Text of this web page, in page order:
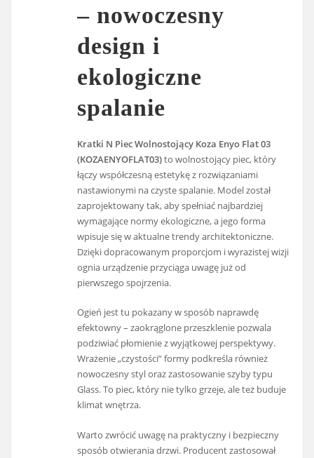
– nowoczesny
design i
ekologiczne
spalanie
Kratki N Piec Wolnostojący Koza Enyo Flat 03
(KOZAENYOFLAT03)to wolnostojący piec, który
łączy współczesną estetykę z rozwiązaniami
nastawionymi na czyste spalanie. Model został
zaprojektowany tak, aby spełniać najbardziej
wymagające normy ekologiczne, a jego forma
wpisuje się w aktualne trendy architektoniczne.
Dzięki dopracowanym proporcjom i wyrazistej wizji
ognia urządzenie przyciąga uwagę już od
pierwszego spojrzenia.
Ogień jest tu pokazany w sposób naprawdę
efektowny – zaokrąglone przeszklenie pozwala
podziwiać płomienie z wyjątkowej perspektywy.
Wrażenie „czystości” formy podkreśla również
nowoczesny styl oraz zastosowanie szyby typu
Glass. To piec, który nie tylko grzeje, ale też buduje
klimat wnętrza.
Warto zwrócić uwagę na praktyczny i bezpieczny
sposób otwierania drzwi. Producent zastosował